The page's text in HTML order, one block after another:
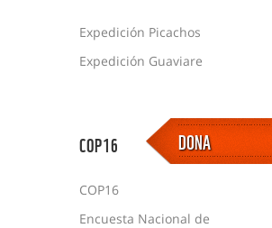
Expedición Picachos
Expedición Guaviare
COP16
COP16
Encuesta Nacional de
DONA